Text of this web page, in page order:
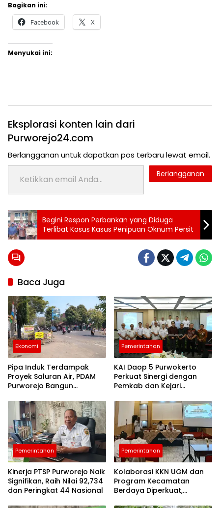
Bagikan ini:
Facebook X
Menyukai ini:
Eksplorasi konten lain dari
Purworejo24.com
Berlangganan untuk dapatkan pos terbaru lewat email.
Ketikkan email Anda...
Berlangganan
Tag:
24 jam
purworejo
berita
24
jam
berita
purworejo
berita
purworejo
hari ini
Berita
Purworejo
Terkini
berita
terkini
purworejo
Topik:
Anggaran
Begini Respon Perbankan yang Diduga
Terlibat Kasus Kasus Penipuan Oknum Persit
Baca Juga
Ekonomi
Pipa Induk Terdampak
Proyek Saluran Air, PDAM
Purworejo Bangun
Eks Pasar Suronegaran
Pemerintahan
KAI Daop 5 Purwokerto
Perkuat Sinergi dengan
Pemkab dan Kejari
Publik jadi Prioritas
Pemerintahan
Kinerja PTSP Purworejo Naik
Signifikan, Raih Nilai 92,734
dan Peringkat 44 Nasional
Pemerintahan
Kolaborasi KKN UGM dan
Program Kecamatan
Berdaya Diperkuat,